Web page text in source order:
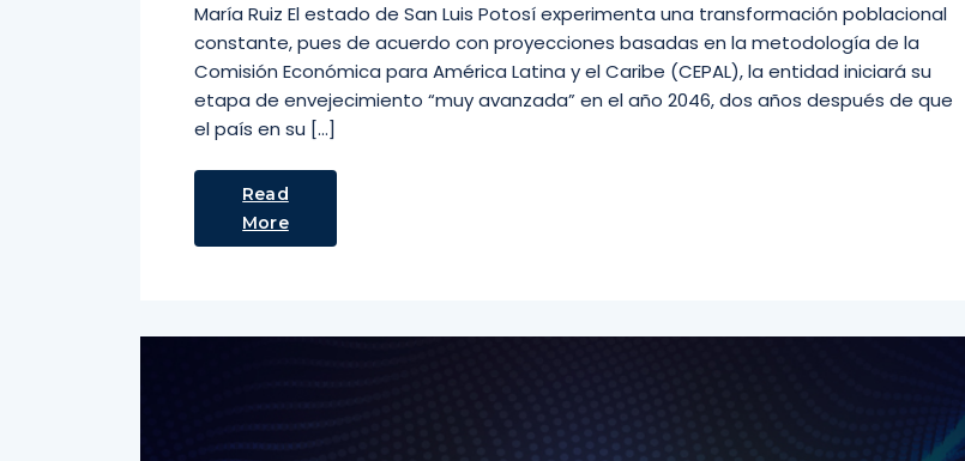
María Ruiz El estado de San Luis Potosí experimenta una transformación poblacional
constante, pues de acuerdo con proyecciones basadas en la metodología de la
Comisión Económica para América Latina y el Caribe (CEPAL), la entidad iniciará su
etapa de envejecimiento “muy avanzada” en el año 2046, dos años después de que
el país en su […]
Read
More